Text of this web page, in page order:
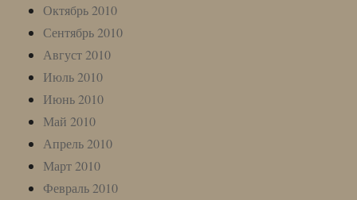
Октябрь 2010
Сентябрь 2010
Август 2010
Июль 2010
Июнь 2010
Май 2010
Апрель 2010
Март 2010
Февраль 2010